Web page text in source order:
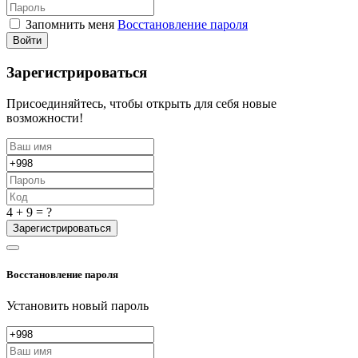
Запомнить меня Восстановление пароля
Войти
Зарегистрироваться
Присоединяйтесь, чтобы открыть для себя новые
возможности!
4 + 9 = ?
Зарегистрироваться
Восстановление пароля
Установить новый пароль